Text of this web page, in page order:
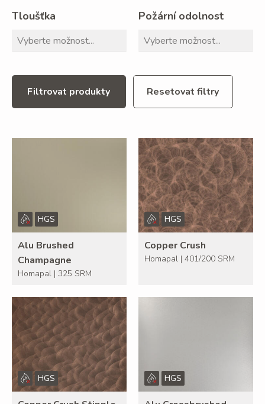
Tloušťka Požární odolnost
Filtrovat produkty Resetovat filtry
HGS
Alu Brushed
Champagne
Homapal | 325 SRM
HGS
Copper Crush
Homapal | 401/200 SRM
HGS HGS